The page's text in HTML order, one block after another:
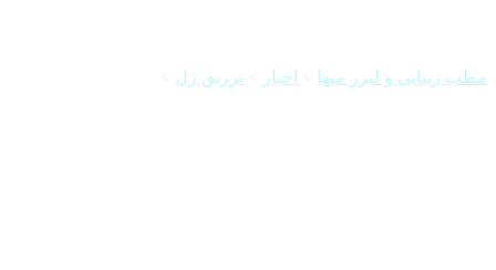
مطب زیبایی و لیزر میها اخبار تزریق ژل